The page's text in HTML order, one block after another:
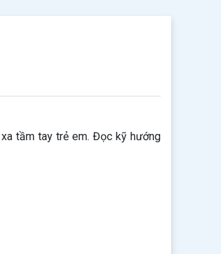
tầm tay trẻ em. Đọc kỹ hướng